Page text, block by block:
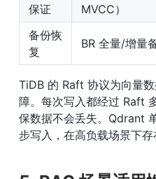
保证
MVCC）
备份恢
复
BR 全量/增量
TiDB 的 Raft 协议为向量
障。每次写入都经过 Raft
保数据不会丢失。Qdrant
步写入，在高负载场景下存